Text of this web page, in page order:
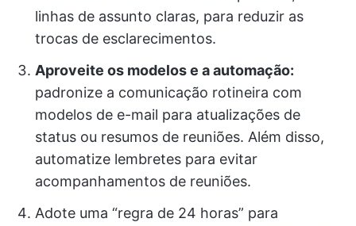
linhas de assunto claras, para reduzir as
trocas de esclarecimentos.
Aproveite os modelos e a automação:
padronize a comunicação rotineira com
modelos de e-mail para atualizações de
status ou resumos de reuniões. Além disso,
automatize lembretes para evitar
acompanhamentos de reuniões.
Adote uma “regra de 24 horas” para